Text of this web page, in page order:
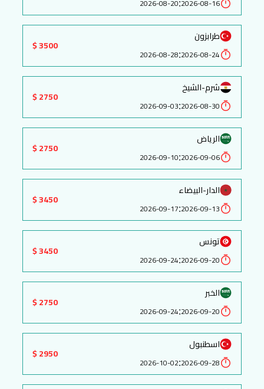
2026-08-16
:
2026-08-20
طرابزون
2026-08-24
:
2026-08-28
3500 $
شرم-الشيخ
2026-08-30
:
2026-09-03
2750 $
الرياض
2026-09-06
:
2026-09-10
2750 $
الدار-البيضاء
2026-09-13
:
2026-09-17
3450 $
تونس
2026-09-20
:
2026-09-24
3450 $
الخبر
2026-09-20
:
2026-09-24
2750 $
اسطنبول
2026-09-28
:
2026-10-02
2950 $